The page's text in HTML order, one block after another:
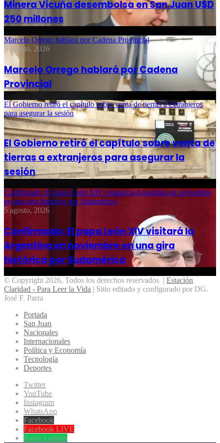
Minera Vicuña desembolsa en San Juan U$D
250 millones
Marcelo Orrego hablará por Cadena Provincial
5 agosto, 2026
Marcelo Orrego hablará por Cadena
Provincial
El Gobierno retiró el capítulo sobre venta de tierras a extranjeros
para asegurar la sesión
5 agosto, 2026
El Gobierno retiró el capítulo sobre venta de
tierras a extranjeros para asegurar la
sesión
Confirmado: El papa León XIV visitará la Argentina en noviembre
en una gira histórica por Sudamérica
5 agosto, 2026
Confirmado: El papa León XIV visitará la
Argentina en noviembre en una gira
histórica por Sudamérica
© Copyright 2026, Todos los derechos reservados | Estación
Claridad - Para Leer la Vida | Sitio editado y configurado por DG.
José F. Parra
Portada
San Juan
Nacionales
Internacionales
Política y Economía
Tecnología
Deportes
Twitter
YouTube
Instagram
WhatsApp
Facebook
Facebook LIVE
Radio Garden